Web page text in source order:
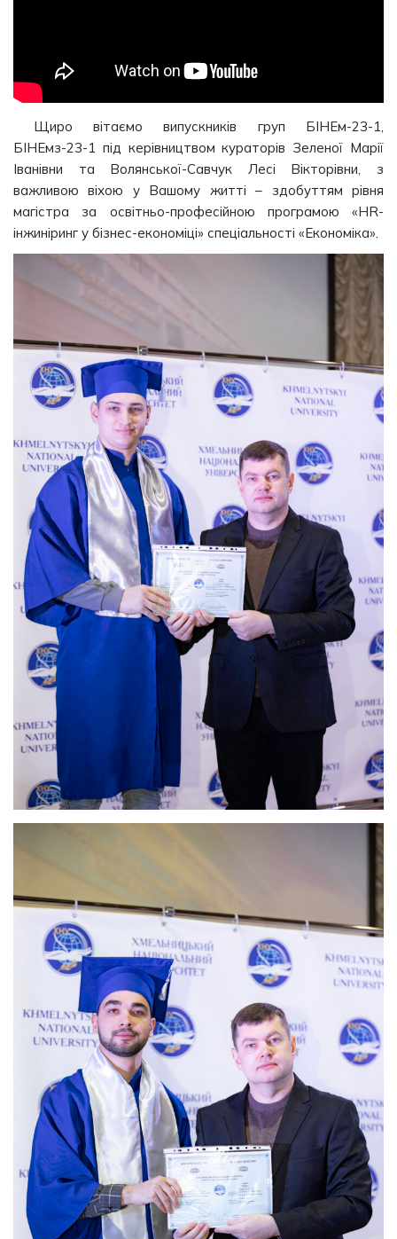
Щиро вітаємо випускників груп БІНЕм-23-1,
БІНЕмз-23-1 під керівництвом кураторів Зеленої Марії
Іванівни та Волянської-Савчук Лесі Вікторівни, з
важливою віхою у Вашому житті – здобуттям рівня
магістра за освітньо-професійною програмою «HR-
інжиніринг у бізнес-економіці» спеціальності «Економіка».